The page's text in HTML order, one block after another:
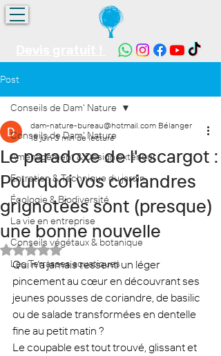
Post
Conseils de Dam' Nature
Aménagement & Design extérieur
Entretien & Technique du jardin
Écologie & Biodiversité
La vie en entreprise
Conseils végétaux & botanique
Les Terrasses aquatiques
Conseils de Dam' Nature
Le paradoxe de l'escargot :
Pourquoi vos coriandres
grignotées sont (presque)
une bonne nouvelle
dam-nature-bureau@hotmail.com Bélanger
18 juin 3 min de lecture
Noté NaN étoiles sur 5.
Qui n’a jamais ressenti un léger
pincement au cœur en découvrant ses
jeunes pousses de coriandre, de basilic
ou de salade transformées en dentelle
fine au petit matin ?
Le coupable est tout trouvé, glissant et